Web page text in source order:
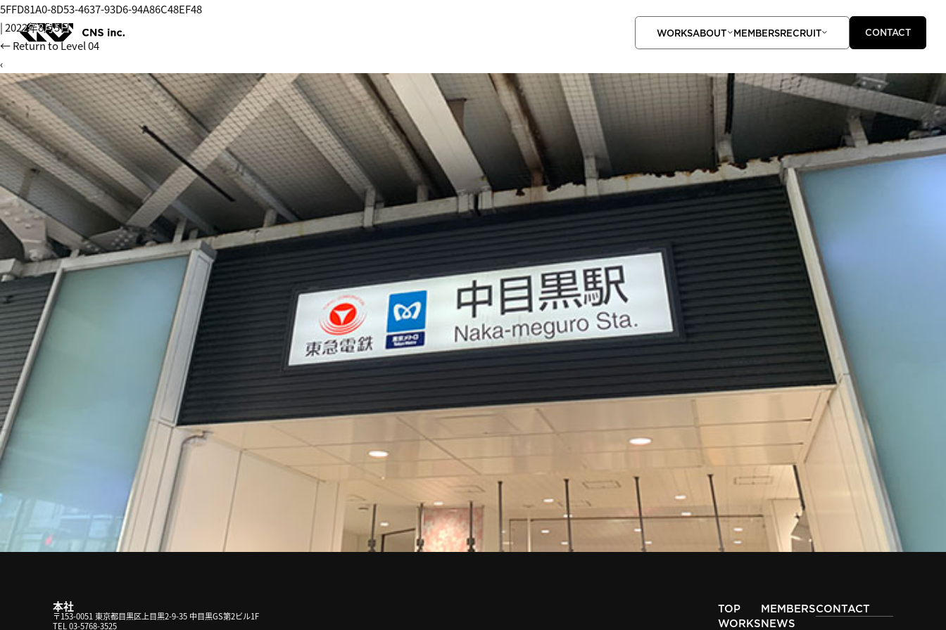
Skip
to
the
content
WORKSABOUT MEMBERSRECRUIT CONTACT
5FFD81A0-8D53-4637-93D6-94A86C48EF48
|2022年8月5日
←Return to Level 04
‹
本社
〒153-0051 東京都目黒区上目黒2-9-35 中目黒GS第2ビル1F
TEL 03-5768-3525
TOP
WORKS
MEMBERS
NEWS
CONTACT